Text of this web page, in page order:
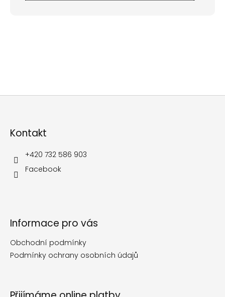
Kontakt
+420 732 586 903
Facebook
Informace pro vás
Obchodní podmínky
Podmínky ochrany osobních údajů